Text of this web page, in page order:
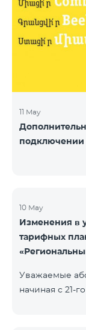
11 May
подключении
10 May
Изменения в
тарифных
Уважаемые
начиная с 21-